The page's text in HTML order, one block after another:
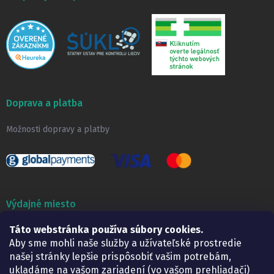
Táto webstránka používa súbory cookies.
Aby sme mohli naše služby a užívateľské prostredie
našej stránky lepšie prispôsobiť vašim potrebám,
ukladáme na vašom zariadení (vo vašom prehliadači)
Doprava a platba
Možnosti dopravy a platby
Výdajné miesto
Lekáreň ADONAI
Košice – Smetanova 2
Pondelok:
07.30 – 15.30 h.
Utorok:
07.30 – 16.00 h.